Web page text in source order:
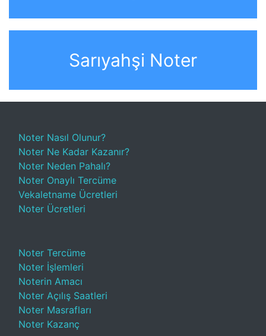
Sarıyahşi Noter
Noter Nasıl Olunur?
Noter Ne Kadar Kazanır?
Noter Neden Pahalı?
Noter Onaylı Tercüme
Vekaletname Ücretleri
Noter Ücretleri
Noter Tercüme
Noter İşlemleri
Noterin Amacı
Noter Açılış Saatleri
Noter Masrafları
Noter Kazanç